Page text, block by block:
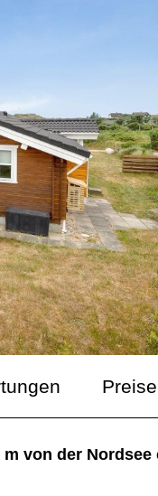
Preise
von der